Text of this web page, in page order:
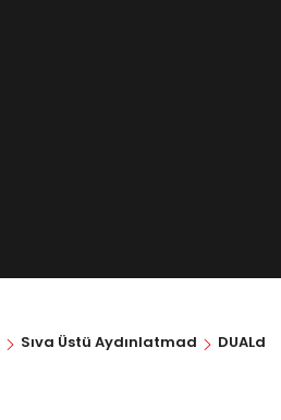
Sıva Üstü Aydınlatmad DUALd